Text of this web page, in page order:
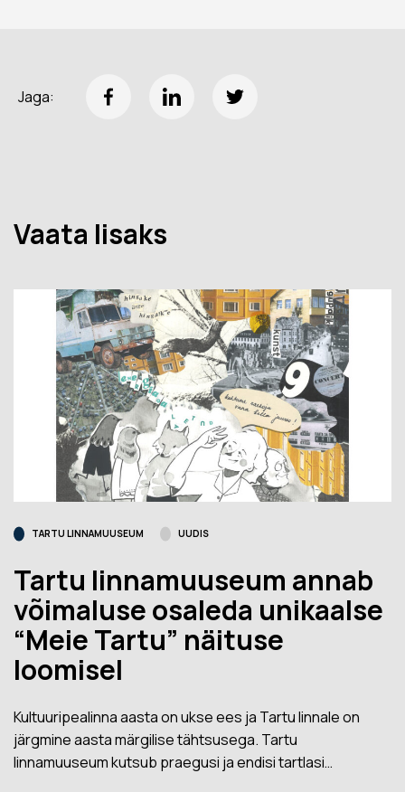
Jaga:
Vaata lisaks
TARTU LINNAMUUSEUM UUDIS
Tartu linnamuuseum annab
võimaluse osaleda unikaalse
“Meie Tartu” näituse
loomisel
Kultuuripealinna aasta on ukse ees ja Tartu linnale on
järgmine aasta märgilise tähtsusega. Tartu
linnamuuseum kutsub praegusi ja endisi tartlasi…